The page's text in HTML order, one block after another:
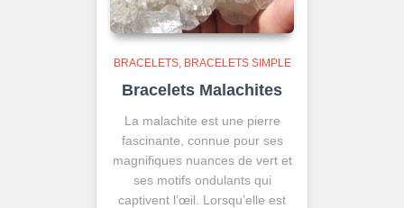
BRACELETS BRACELETS SIMPLE
Bracelets Malachites
La malachite est une pierre
fascinante, connue pour ses
magnifiques nuances de vert et
ses motifs ondulants qui
captivent l’œil. Lorsqu’elle est